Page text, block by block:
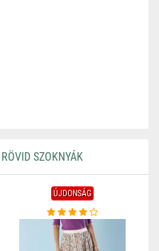
SZOKNYÁK
ÚJDONSÁG